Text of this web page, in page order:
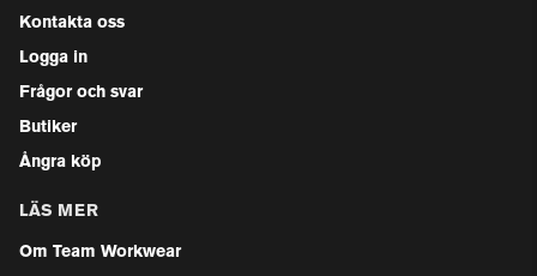
Kontakta oss
Logga in
Frågor och svar
Butiker
Ångra köp
LÄS MER
Om Team Workwear